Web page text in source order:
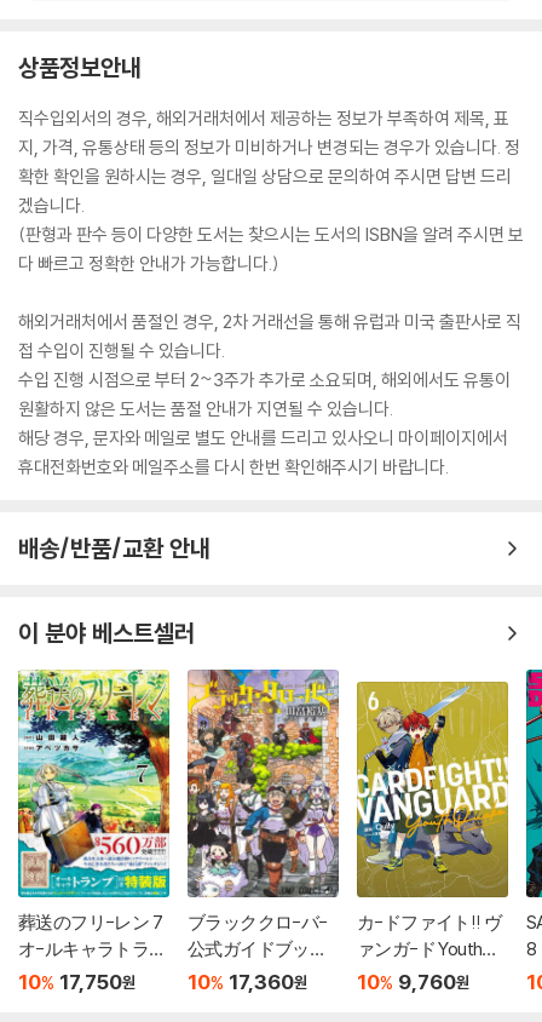
상품정보안내
직수입외서의 경우, 해외거래처에서 제공하는 정보가 부족하여 제목, 표
지, 가격, 유통상태 등의 정보가 미비하거나 변경되는 경우가 있습니다. 정
확한 확인을 원하시는 경우, 일대일 상담으로 문의하여 주시면 답변 드리
겠습니다.
(판형과 판수 등이 다양한 도서는 찾으시는 도서의 ISBN을 알려 주시면 보
다 빠르고 정확한 안내가 가능합니다.)
해외거래처에서 품절인 경우, 2차 거래선을 통해 유럽과 미국 출판사로 직
접 수입이 진행될 수 있습니다.
수입 진행 시점으로 부터 2~3주가 추가로 소요되며, 해외에서도 유통이
원활하지 않은 도서는 품절 안내가 지연될 수 있습니다.
해당 경우, 문자와 메일로 별도 안내를 드리고 있사오니 마이페이지에서
휴대전화번호와 메일주소를 다시 한번 확인해주시기 바랍니다.
배송/반품/교환 안내
이 분야 베스트셀러
葬送のフリ-レン 7
オ-ルキャラトラン
プ付き特裝版
10% 17,750원
ブラッククロ-バ-
公式ガイドブック
完全魔導書
10% 17,360원
カ-ドファイト!! ヴ
ァンガ-ド YouthQu
ake 6
10% 9,760원
8